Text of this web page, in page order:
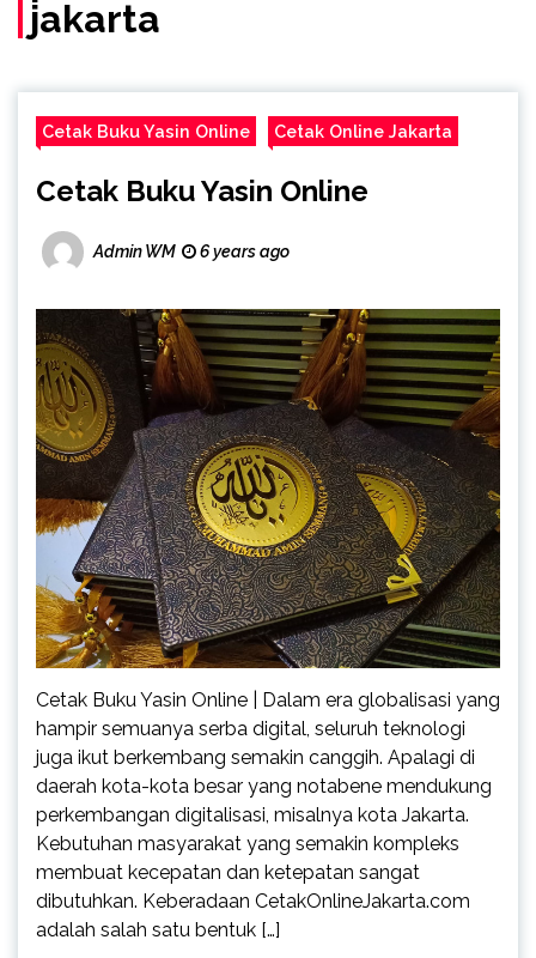
jakarta
Cetak Buku Yasin Online Cetak Online Jakarta
Cetak Buku Yasin Online
Admin WM 6 years ago
Cetak Buku Yasin Online | Dalam era globalisasi yang
hampir semuanya serba digital, seluruh teknologi
juga ikut berkembang semakin canggih. Apalagi di
daerah kota-kota besar yang notabene mendukung
perkembangan digitalisasi, misalnya kota Jakarta.
Kebutuhan masyarakat yang semakin kompleks
membuat kecepatan dan ketepatan sangat
dibutuhkan. Keberadaan CetakOnlineJakarta.com
adalah salah satu bentuk […]